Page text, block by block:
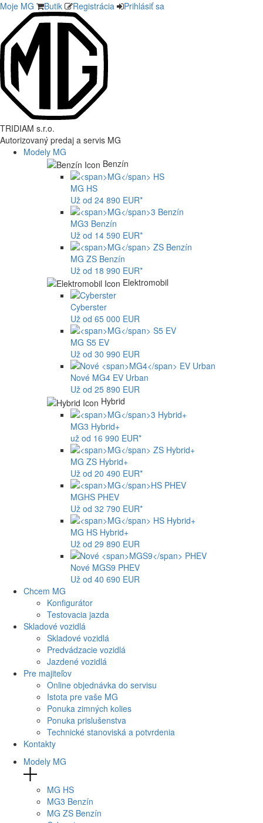
Moje MG Butik Registrácia Prihlásiť sa
TRIDIAM s.r.o.
Autorizovaný predaj a servis MG
Modely MG
Benzín
MG HS
Už od 24 890 EUR*
MG3 Benzín
Už od 14 590 EUR*
MG ZS Benzín
Už od 18 990 EUR*
Elektromobil
Cyberster
Už od 65 000 EUR
MG S5 EV
Už od 30 990 EUR
Nové MG4 EV Urban
Už od 25 890 EUR
Hybrid
MG3 Hybrid+
už od 16 990 EUR*
MG ZS Hybrid+
Už od 20 490 EUR*
MGHS PHEV
Už od 32 790 EUR*
MG HS Hybrid+
Už od 29 890 EUR
Nové MGS9 PHEV
Už od 40 690 EUR
Chcem MG
Konfigurátor
Testovacia jazda
Skladové vozidlá
Skladové vozidlá
Predvádzacie vozidlá
Jazdené vozidlá
Pre majiteľov
Online objednávka do servisu
Istota pre vaše MG
Ponuka zimných kolies
Ponuka prislušenstva
Technické stanoviská a potvrdenia
Kontakty
Modely MG
MG HS
MG3 Benzín
MG ZS Benzín